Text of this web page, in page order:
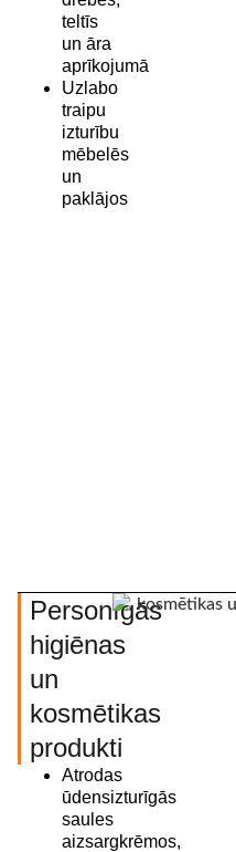
teltīs
un āra
aprīkojumā
Uzlabo
traipu
izturību
mēbelēs
un
paklājos
Personīgās
higiēnas
un
kosmētikas
produkti
Atrodas
ūdensizturīgās
saules
aizsargkrēmos,